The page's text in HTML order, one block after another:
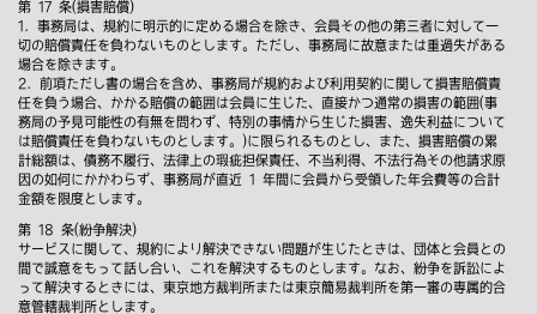
第 17 条(損害賠償)
1．事務局は、規約に明示的に定める場合を除き、会員その他の第三者に対して一
切の賠償責任を負わないものとします。ただし、事務局に故意または重過失がある
場合を除きます。
2．前項ただし書の場合を含め、事務局が規約および利用契約に関して損害賠償責
任を負う場合、かかる賠償の範囲は会員に生じた、直接かつ通常の損害の範囲(事
務局の予見可能性の有無を問わず、特別の事情から生じた損害、逸失利益について
は賠償責任を負わないものとします。)に限られるものとし、また、損害賠償の累
計総額は、債務不履行、法律上の瑕疵担保責任、不当利得、不法行為その他請求原
因の如何にかかわらず、事務局が直近 1 年間に会員から受領した年会費等の合計
金額を限度とします。
第 18 条(紛争解決)
サービスに関して、規約により解決できない問題が生じたときは、団体と会員との
間で誠意をもって話し合い、これを解決するものとします。なお、紛争を訴訟によ
って解決するときには、東京地方裁判所または東京簡易裁判所を第一審の専属的合
意管轄裁判所とします。